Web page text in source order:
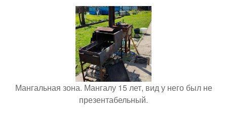
Мангальная зона. Мангалу 15 лет, вид у него был не
презентабельный.